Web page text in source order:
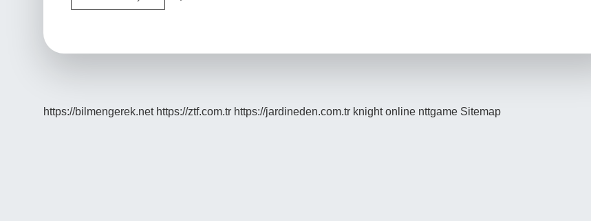
1
https://bilmengerek.net https://ztf.com.tr https://jardineden.com.tr knight online nttgame Sitemap